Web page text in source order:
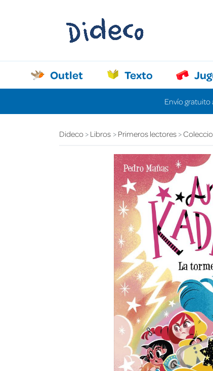
Outlet Texto
Envío gratuito
Dideco Libros Primeros lectores